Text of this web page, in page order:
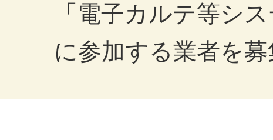
「電子カルテ等シ
に参加する業者を